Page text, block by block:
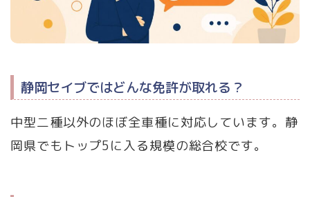
静岡セイブではどんな免許が取れる？
中型二種以外のほぼ全車種に対応しています。静
岡県でもトップ5に入る規模の総合校です。